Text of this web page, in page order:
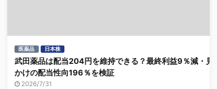
医薬品 日本株
武田薬品は配当204円を維持できる？最終利益9％減・見
かけの配当性向196％を検証
2026/7/31